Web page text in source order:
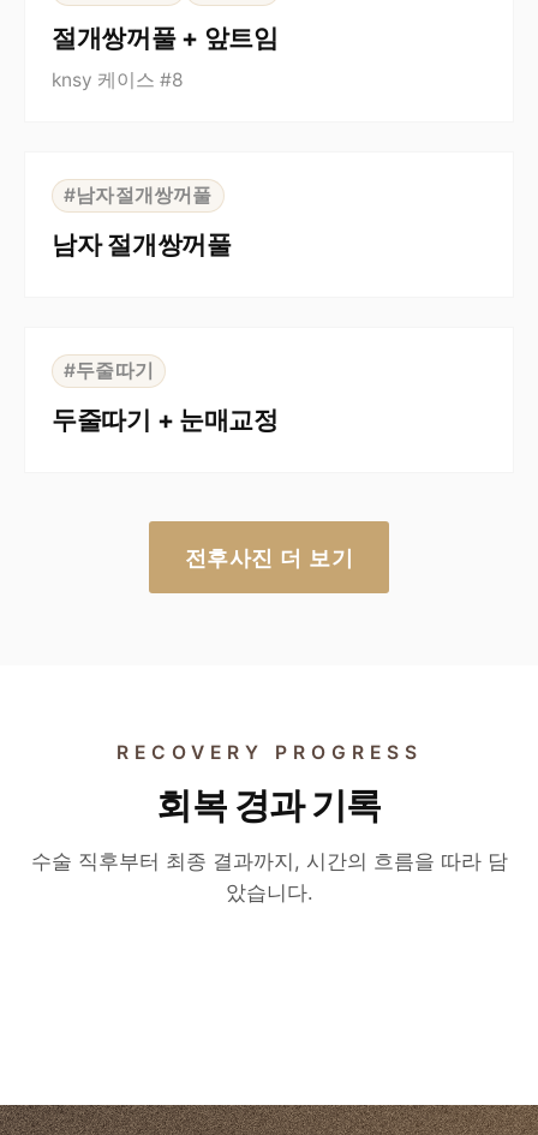
절개쌍꺼풀 + 앞트임
knsy 케이스 #8
BEFORE
#남자절개쌍꺼풀
남자 절개쌍꺼풀
BEFORE
#두줄따기
두줄따기 + 눈매교정
전후사진 더 보기
RECOVERY PROGRESS
회복 경과 기록
수술 직후부터 최종 결과까지, 시간의 흐름을 따라 담
았습니다.
수술 후 6개월
절개 눈매교정 변화 영상
실제 환자의 6개월 경과 — 절개 눈매교정 후 라
수술 후 2개월
자연유착 매몰 쌍꺼풀 변화
수술 후 3개월
두줄따기 · 라인 낮추기 변화